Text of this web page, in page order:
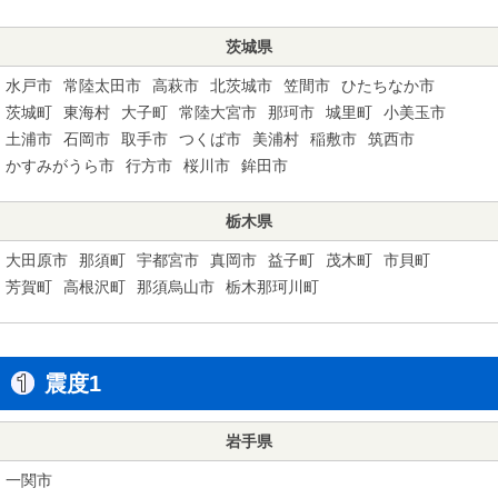
茨城県
水戸市 常陸太田市 高萩市 北茨城市 笠間市
ひたちなか市
茨城町
東海村 大子町 常陸大宮市 那珂市 城里町
小美玉市
土浦市
石岡市 取手市 つくば市 美浦村 稲敷市
筑西市
かすみがうら市
行方市 桜川市 鉾田市
栃木県
大田原市 那須町 宇都宮市 真岡市 益子町 茂木町
市貝町
芳賀町
高根沢町 那須烏山市 栃木那珂川町
震度1
岩手県
一関市